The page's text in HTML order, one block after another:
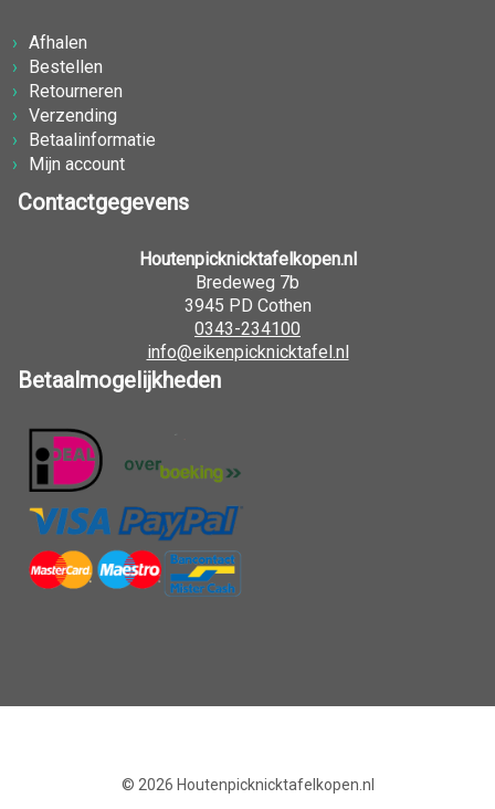
Afhalen
Bestellen
Retourneren
Verzending
Betaalinformatie
Mijn account
Contactgegevens
Houtenpicknicktafelkopen.nl
Bredeweg 7b
3945 PD Cothen
0343-234100
info@eikenpicknicktafel.nl
Betaalmogelijkheden
© 2026 Houtenpicknicktafelkopen.nl